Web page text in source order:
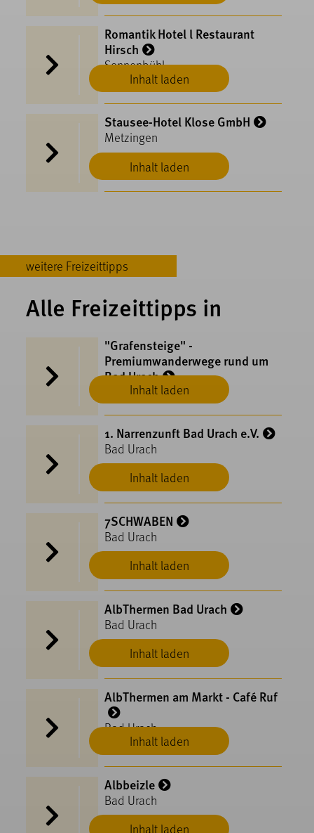
Inhalt laden
Romantik Hotel l Restaurant
Hirsch
Sonnenbühl
Inhalt laden
Stausee-Hotel Klose GmbH
Metzingen
weitere Freizeittipps
Alle Freizeittipps in
Inhalt laden
"Grafensteige" -
Premiumwanderwege rund um
Bad Urach
Bad Urach
Inhalt laden
1. Narrenzunft Bad Urach e.V.
Bad Urach
Inhalt laden
7SCHWABEN
Bad Urach
Inhalt laden
AlbThermen Bad Urach
Bad Urach
Inhalt laden
AlbThermen am Markt - Café Ruf
Bad Urach
Inhalt laden
Albbeizle
Bad Urach